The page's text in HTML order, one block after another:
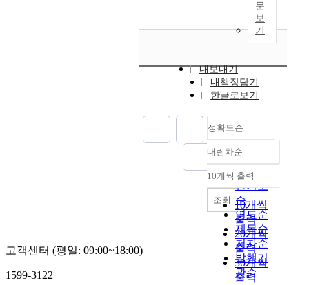
문
보
기
내보내기
내책장담기
한글로보기
정확도순
정확도
순
인기도
순
연도순
제목순
저자순
발행기
관순
내림차순
내림차순
10개씩 출력
10개씩
출력
20개씩
출력
30개씩
출력
조회
고객센터 (평일: 09:00~18:00)
1599-3122